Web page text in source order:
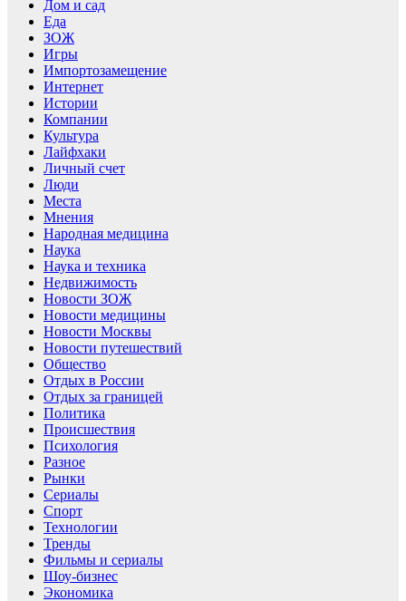
Дом и сад
Еда
ЗОЖ
Игры
Импортозамещение
Интернет
Истории
Компании
Культура
Лайфхаки
Личный счет
Люди
Места
Мнения
Народная медицина
Наука
Наука и техника
Недвижимость
Новости ЗОЖ
Новости медицины
Новости Москвы
Новости путешествий
Общество
Отдых в России
Отдых за границей
Политика
Происшествия
Психология
Разное
Рынки
Сериалы
Спорт
Технологии
Тренды
Фильмы и сериалы
Шоу-бизнес
Экономика